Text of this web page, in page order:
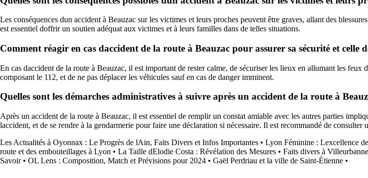
Les conséquences dun accident à Beauzac sur les victimes et leurs proches peuvent être graves, allant des
est essentiel doffrir un soutien adéquat aux victimes et à leurs familles dans de telles situations.
Comment réagir en cas daccident de la route à Beauzac pour assurer sa sécurité et celle
En cas daccident de la route à Beauzac, il est important de rester calme, de sécuriser les lieux en allumant les
composant le 112, et de ne pas déplacer les véhicules sauf en cas de danger imminent.
Quelles sont les démarches administratives à suivre après un accident de la route à
Après un accident de la route à Beauzac, il est essentiel de remplir un constat amiable avec les autres parties
laccident, et de se rendre à la gendarmerie pour faire une déclaration si nécessaire. Il est recommandé de
Les Actualités à Oyonnax : Le Progrès de lAin, Faits Divers et Infos Importantes • Lyon Féminine : Lexcellence
route et des embouteillages à Lyon • La Taille dElodie Costa : Révélation des Mesures • Faits divers à
Savoir• OL Lens : Composition, Match et Prévisions pour 2024 • Gaël Perdriau et la ville de Saint-Étienne •